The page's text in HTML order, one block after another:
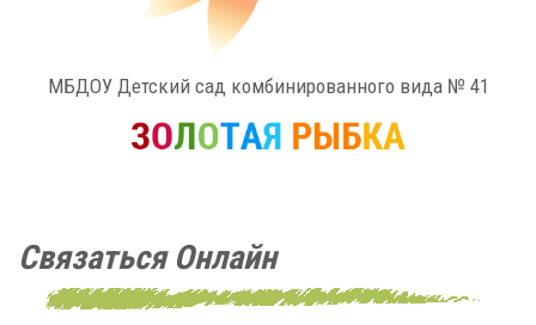
МБДОУ Детский сад комбинированного вида № 41
Связаться Онлайн